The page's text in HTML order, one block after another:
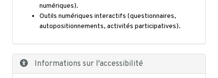
numériques).
Outils numériques interactifs (questionnaires,
autopositionnements, activités participatives).
Informations sur l'accessibilité